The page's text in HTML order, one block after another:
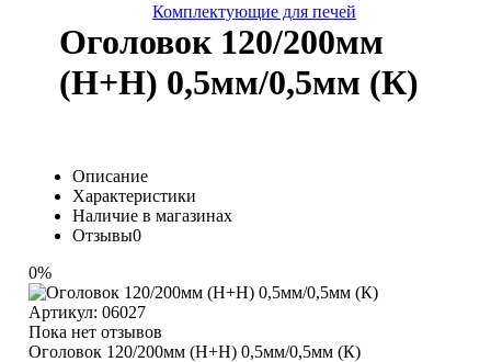
Комплектующие для печей
Оголовок 120/200мм
(Н+Н) 0,5мм/0,5мм (К)
Описание
Характеристики
Наличие в магазинах
Отзывы0
0%
Артикул: 06027
Пока нет отзывов
Оголовок 120/200мм (Н+Н) 0,5мм/0,5мм (К)